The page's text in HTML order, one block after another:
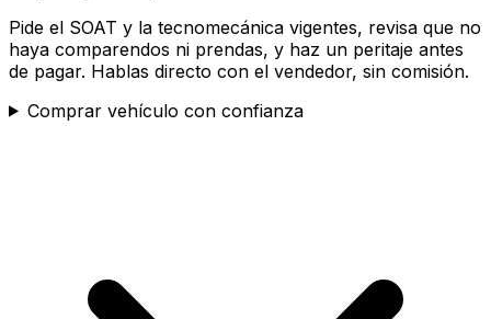
Pide el SOAT y la tecnomecánica vigentes, revisa que no
haya comparendos ni prendas, y haz un peritaje antes
de pagar. Hablas directo con el vendedor, sin comisión.
Comprar vehículo con confianza